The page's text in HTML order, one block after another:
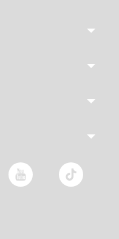
YouTube TikTok